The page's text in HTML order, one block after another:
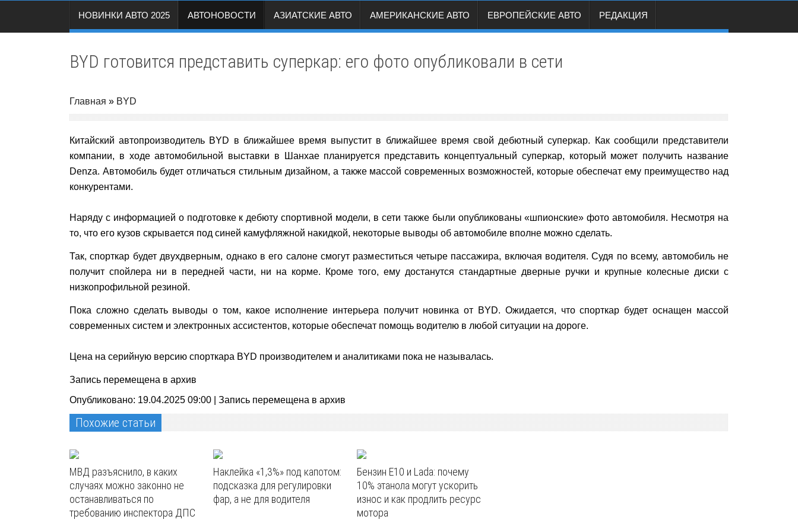
НОВИНКИ АВТО 2025 АВТОНОВОСТИ АЗИАТСКИЕ АВТО АМЕРИКАНСКИЕ АВТО ЕВРОПЕЙСКИЕ АВТО РЕДАКЦИЯ
BYD готовится представить суперкар: его фото опубликовали в сети
Главная » BYD
Китайский автопроизводитель BYD в ближайшее время выпустит в ближайшее время свой дебютный суперкар. Как сообщили представители
компании, в ходе автомобильной выставки в Шанхае планируется представить концептуальный суперкар, который может получить название
Denza. Автомобиль будет отличаться стильным дизайном, а также массой современных возможностей, которые обеспечат ему преимущество над
конкурентами.
Наряду с информацией о подготовке к дебюту спортивной модели, в сети также были опубликованы «шпионские» фото автомобиля. Несмотря на
то, что его кузов скрывается под синей камуфляжной накидкой, некоторые выводы об автомобиле вполне можно сделать.
Так, спорткар будет двухдверным, однако в его салоне смогут разместиться четыре пассажира, включая водителя. Судя по всему, автомобиль не
получит спойлера ни в передней части, ни на корме. Кроме того, ему достанутся стандартные дверные ручки и крупные колесные диски с
низкопрофильной резиной.
Пока сложно сделать выводы о том, какое исполнение интерьера получит новинка от BYD. Ожидается, что спорткар будет оснащен массой
современных систем и электронных ассистентов, которые обеспечат помощь водителю в любой ситуации на дороге.
Цена на серийную версию спорткара BYD производителем и аналитиками пока не называлась.
Запись перемещена в архив
Опубликовано: 19.04.2025 09:00 | Запись перемещена в архив
Похожие статьи
МВД разъяснило, в каких
случаях можно законно не
останавливаться по
требованию инспектора ДПС
Наклейка «1,3%» под капотом:
подсказка для регулировки
фар, а не для водителя
Бензин E10 и Lada: почему
10% этанола могут ускорить
износ и как продлить ресурс
мотора